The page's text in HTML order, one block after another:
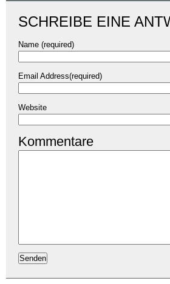
SCHREIBE EINE
Name (required)
Email Address(required)
Website
Kommentare